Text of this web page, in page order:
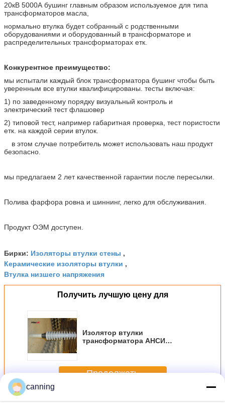
20кВ 5000А бушинг главным образом используемое для типа
трансформаторов масла,
нормально втулка будет собранный с родственными
оборудованиями и оборудованный в трансформаторе и
распределительных трансформаторах етк.
Конкурентное преимущество:
мы испытали каждый блок трансформатора бушинг чтобы быть
уверенным все втулки квалифицированы. тесты включая:
1) по заведенному порядку визуальный контроль и
электрический тест флашовер
2) типовой тест, например габаритная проверка, тест пористости
етк. на каждой серии втулок.
в этом случае потребитель может использовать наш продукт
безопасно.
мы предлагаем 2 лет качественной гарантии после пересылки.
Полива фарфора ровна и шиннинг, легко для обслуживания.
Продукт ОЭМ доступен.
Бирки: Изоляторы втулки стены ,
Керамические изоляторы втулки ,
Втулка низшего напряжения
Получить лучшую цену для
Изолятор втулки
трансформатора АНСИ
Продолжать
БольшеИзолятор втулки трансформатора
canning